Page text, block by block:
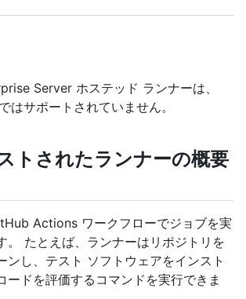
Server ホステッド ランナーは、
はサポートされていません。
トされたランナーの概要
Actions ワークフローでジョブを実
。 たとえば、ランナーはリポジトリを
ンし、テスト ソフトウェアをインスト
ードを評価するコマンドを実行できま